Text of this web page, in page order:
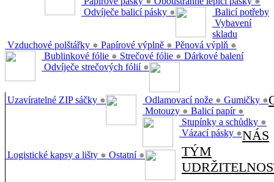
Odvíječe balicí pásky ●
Vzduchové polštářky ● Papírové výplně ● Pěnová výplň ●
Bublinkové fólie ● Strečové fólie ●
Odvíječe strečových fólií ●
Uzavíratelné ZIP sáčky ●
Balicí potřeby
Odlamovací nože ● Gumičky ●
Motouzy ● Balicí papír ●
Vybavení
skladu
Stupínky a schůdky ●
Vázací pásky ●
Logistické kapsy a lišty ● Ostatní ●
Dárkové balení
NÁS
TÝM